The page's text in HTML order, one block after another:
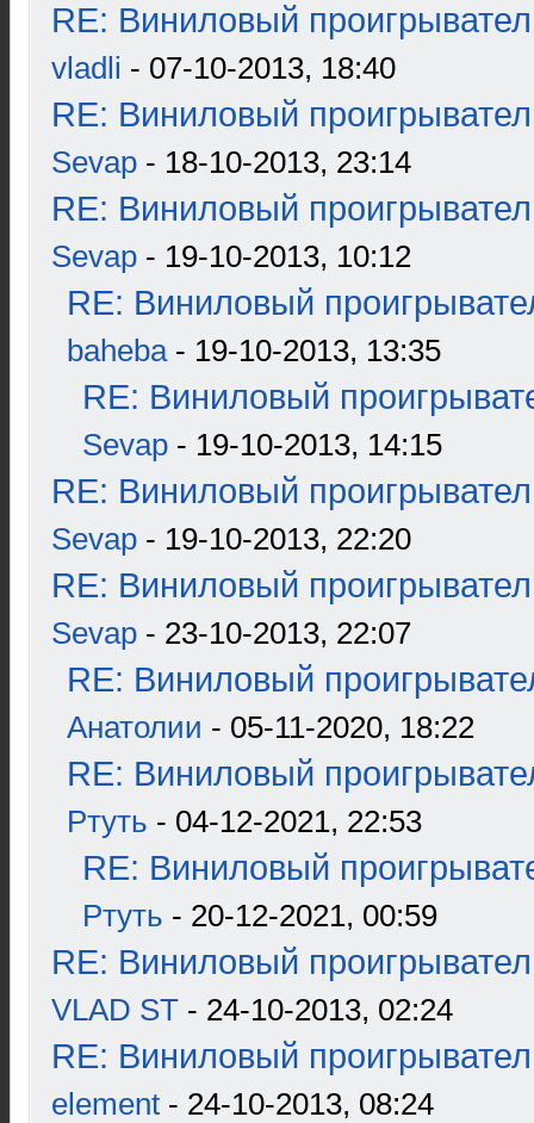
RE: Виниловый
vladli - 07-10-2013, 18:40
RE: Виниловый
Sevap - 18-10-2013, 23:14
RE: Виниловый
Sevap - 19-10-2013, 10:12
RE: Виниловый
baheba- 19-10-2013, 13:35
RE: Виниловый
Sevap - 19-10-2013, 14:15
RE: Виниловый
Sevap - 19-10-2013, 22:20
RE: Виниловый
Sevap - 23-10-2013, 22:07
RE: Виниловый
Анатолии - 05-11-2020, 18:22
RE: Виниловый
Ртуть - 04-12-2021, 22:53
RE: Виниловый
Ртуть - 20-12-2021, 00:59
RE: Виниловый
VLAD ST - 24-10-2013, 02:24
RE: Виниловый
element - 24-10-2013, 08:24